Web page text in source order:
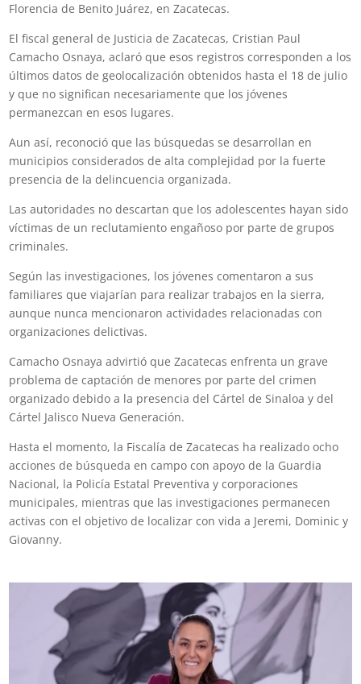
Florencia de Benito Juárez, en Zacatecas.
El fiscal general de Justicia de Zacatecas, Cristian Paul
Camacho Osnaya, aclaró que esos registros corresponden a los
últimos datos de geolocalización obtenidos hasta el 18 de julio
y que no significan necesariamente que los jóvenes
permanezcan en esos lugares.
Aun así, reconoció que las búsquedas se desarrollan en
municipios considerados de alta complejidad por la fuerte
presencia de la delincuencia organizada.
Las autoridades no descartan que los adolescentes hayan sido
víctimas de un reclutamiento engañoso por parte de grupos
criminales.
Según las investigaciones, los jóvenes comentaron a sus
familiares que viajarían para realizar trabajos en la sierra,
aunque nunca mencionaron actividades relacionadas con
organizaciones delictivas.
Camacho Osnaya advirtió que Zacatecas enfrenta un grave
problema de captación de menores por parte del crimen
organizado debido a la presencia del Cártel de Sinaloa y del
Cártel Jalisco Nueva Generación.
Hasta el momento, la Fiscalía de Zacatecas ha realizado ocho
acciones de búsqueda en campo con apoyo de la Guardia
Nacional, la Policía Estatal Preventiva y corporaciones
municipales, mientras que las investigaciones permanecen
activas con el objetivo de localizar con vida a Jeremi, Dominic y
Giovanny.